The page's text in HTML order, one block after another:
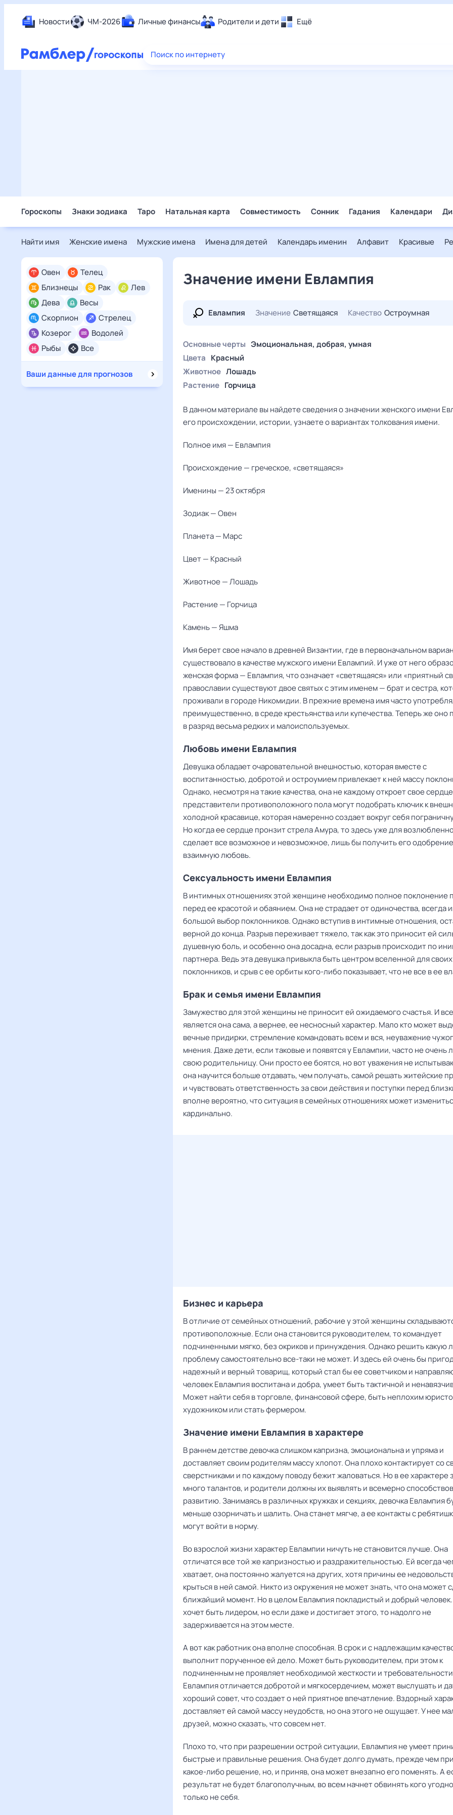
Новости ЧМ-2026 Личные финансы Родители и дети Ещё
Еда
Поиск по интернету
Гороскопы Знаки зодиака Таро Натальная карта Совместимость Сонник Гадания Календари
Найти имя Женские имена Мужские имена Имена для детей Календарь именин Алфавит Красивые
Все
Овен
Телец
Близнецы
Рак
Лев
Дева
Весы
Скорпион
Стрелец
Козерог
Водолей
Рыбы
Ваши данные для прогнозов
Значение имени Евлампия
Евлампия Значение Светящаяся Качество Остроумная
Основные черты Эмоциональная, добрая, умная
Цвета Красный
Животное Лошадь
Растение Горчица
В данном материале вы найдете сведения о значении женского имени
его происхождении, истории, узнаете о вариантах толкования имени.
Полное имя — Евлампия
Происхождение — греческое, «светящаяся»
Именины — 23 октября
Зодиак — Овен
Планета — Марс
Цвет — Красный
Животное — Лошадь
Растение — Горчица
Камень — Яшма
Имя берет свое начало в древней Византии, где в первоначальном
существовало в качестве мужского имени Евлампий. И уже от него
женская форма — Евлампия, что означает «светящаяся» или «приятный
православии существуют двое святых с этим именем — брат и сестра,
проживали в городе Никомидии. В прежние времена имя часто
преимущественно, в среде крестьянства или купечества. Теперь же оно
в разряд весьма редких и малоиспользуемых.
Любовь имени Евлампия
Девушка обладает очаровательной внешностью, которая вместе с
воспитанностью, добротой и остроумием привлекает к ней массу
Однако, несмотря на такие качества, она не каждому откроет свое
представители противоположного пола могут подобрать ключик к
холодной красавице, которая намеренно создает вокруг себя
Но когда ее сердце пронзит стрела Амура, то здесь уже для
сделает все возможное и невозможное, лишь бы получить его
взаимную любовь.
Сексуальность имени Евлампия
В интимных отношениях этой женщине необходимо полное поклонение
перед ее красотой и обаянием. Она не страдает от одиночества, всегда
большой выбор поклонников. Однако вступив в интимные отношения,
верной до конца. Разрыв переживает тяжело, так как это приносит ей
душевную боль, и особенно она досадна, если разрыв происходит по
партнера. Ведь эта девушка привыкла быть центром вселенной для своих
поклонников, и срыв с ее орбиты кого-либо показывает, что не все в ее
Брак и семья имени Евлампия
Замужество для этой женщины не приносит ей ожидаемого счастья. И
является она сама, а вернее, ее несносный характер. Мало кто может
вечные придирки, стремление командовать всем и вся, неуважение
мнения. Даже дети, если таковые и появятся у Евлампии, часто не очень
свою родительницу. Они просто ее боятся, но вот уважения не
она научится больше отдавать, чем получать, самой решать житейские
и чувствовать ответственность за свои действия и поступки перед
вполне вероятно, что ситуация в семейных отношениях может
кардинально.
Бизнес и карьера
В отличие от семейных отношений, рабочие у этой женщины
противоположные. Если она становится руководителем, то командует
подчиненными мягко, без окриков и принуждения. Однако решить какую
проблему самостоятельно все-таки не может. И здесь ей очень бы
надежный и верный товарищ, который стал бы ее советчиком и
человек Евлампия воспитана и добра, умеет быть тактичной и
Может найти себя в торговле, финансовой сфере, быть неплохим
художником или стать фермером.
Значение имени Евлампия в характере
В раннем детстве девочка слишком капризна, эмоциональна и упряма и
доставляет своим родителям массу хлопот. Она плохо контактирует со
сверстниками и по каждому поводу бежит жаловаться. Но в ее характере
много талантов, и родители должны их выявлять и всемерно
развитию. Занимаясь в различных кружках и секциях, девочка Евлампия
меньше озорничать и шалить. Она станет мягче, а ее контакты с
могут войти в норму.
Во взрослой жизни характер Евлампии ничуть не становится лучше. Она
отличатся все той же капризностью и раздражительностью. Ей всегда
хватает, она постоянно жалуется на других, хотя причины ее
крыться в ней самой. Никто из окружения не может знать, что она может
ближайший момент. Но в целом Евлампия покладистый и добрый
хочет быть лидером, но если даже и достигает этого, то надолго не
задерживается на этом месте.
А вот как работник она вполне способная. В срок и с надлежащим
выполнит порученное ей дело. Может быть руководителем, при этом к
подчиненным не проявляет необходимой жесткости и
Евлампия отличается добротой и мягкосердечием, может выслушать и
хороший совет, что создает о ней приятное впечатление. Вздорный
доставляет ей самой массу неудобств, но она этого не ощущает. У нее
друзей, можно сказать, что совсем нет.
Плохо то, что при разрешении острой ситуации, Евлампия не умеет
быстрые и правильные решения. Она будет долго думать, прежде чем
какое-либо решение, но, и приняв, она может внезапно его поменять. А
результат не будет благополучным, во всем начнет обвинять кого
только не себя.